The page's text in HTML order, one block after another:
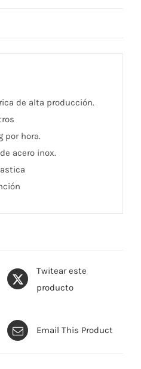
de alta producción.
por hora.
acero inox.
Twitear este
producto
Email This Product